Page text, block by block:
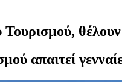
απαιτεί